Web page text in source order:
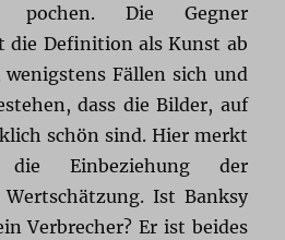
pochen. Die Gegner
die Definition als Kunst ab
Fällen sich und
dass die Bilder, auf
schön sind. Hier merkt
Einbeziehung der
Ist Banksy
Verbrecher? Er ist beides